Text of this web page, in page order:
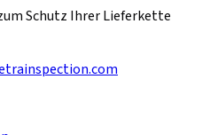
Schutz Ihrer Lieferkette